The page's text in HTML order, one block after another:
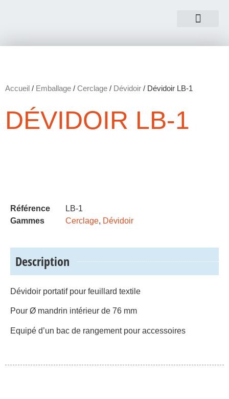
Accueil / Emballage / Cerclage / Dévidoir / Dévidoir LB-1
DÉVIDOIR LB-1
Référence
LB-1
Gammes
Cerclage, Dévidoir
Description
Dévidoir portatif pour feuillard textile
Pour Ø mandrin intérieur de 76 mm
Equipé d’un bac de rangement pour accessoires